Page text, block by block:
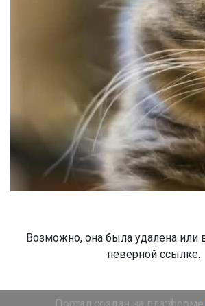
Возможно, она была удалена
неверной ссылке.